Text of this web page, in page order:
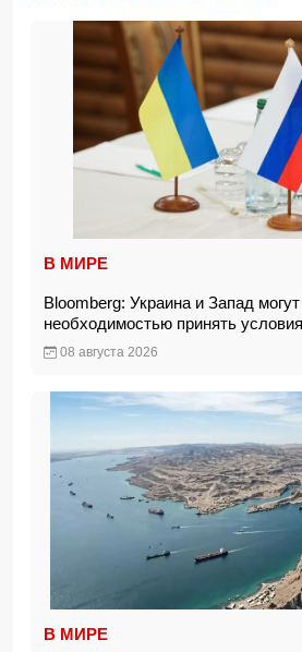
В МИРЕ
Bloomberg: Украина и Запад
необходимостью принять
08 августа 2026
В МИРЕ